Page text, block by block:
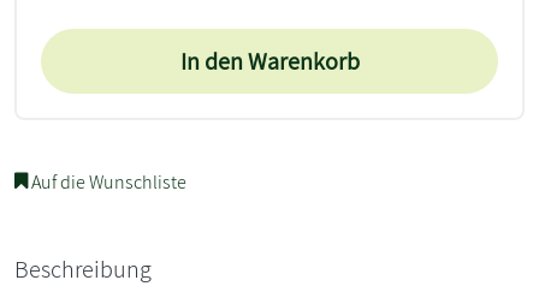
In den Warenkorb
Auf die Wunschliste
Beschreibung